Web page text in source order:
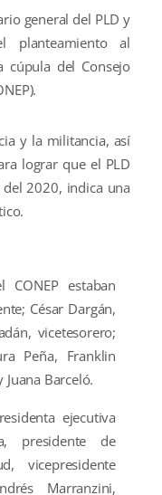
general del PLD y
planteamiento al
cúpula del Consejo
y la militancia, así
lograr que el PLD
2020, indica una
estaban
César Dargán,
vicetesorero;
Peña, Franklin
Barceló.
ejecutiva
presidente de
vicepresidente
Marranzini,